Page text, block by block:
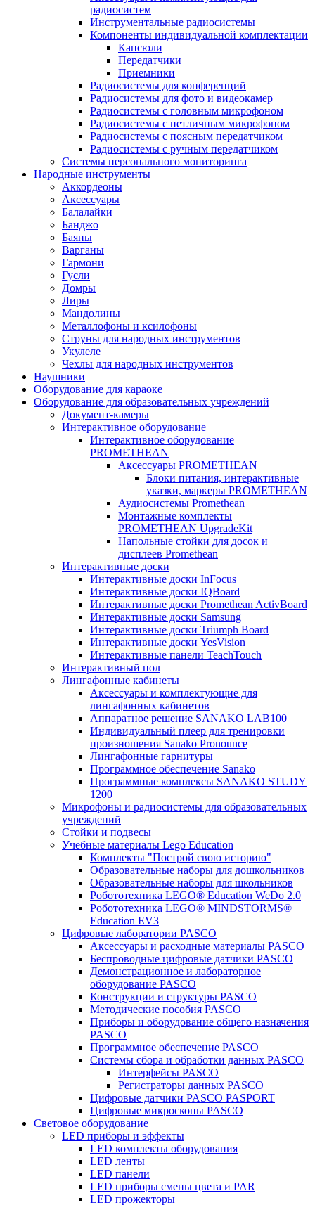
радиосистем
Инструментальные радиосистемы
Компоненты индивидуальной комплектации
Капсюли
Передатчики
Приемники
Радиосистемы для конференций
Радиосистемы для фото и видеокамер
Радиосистемы с головным микрофоном
Радиосистемы с петличным микрофоном
Радиосистемы с поясным передатчиком
Радиосистемы с ручным передатчиком
Системы персонального мониторинга
Народные инструменты
Аккордеоны
Аксессуары
Балалайки
Банджо
Баяны
Варганы
Гармони
Гусли
Домры
Лиры
Мандолины
Металлофоны и ксилофоны
Струны для народных инструментов
Укулеле
Чехлы для народных инструментов
Наушники
Оборудование для караоке
Оборудование для образовательных учреждений
Документ-камеры
Интерактивное оборудование
Интерактивное оборудование
PROMETHEAN
Аксессуары PROMETHEAN
Блоки питания, интерактивные
указки, маркеры PROMETHEAN
Аудиосистемы Promethean
Монтажные комплекты
PROMETHEAN UpgradeKit
Напольные стойки для досок и
дисплеев Promethean
Интерактивные доски
Интерактивные доски InFocus
Интерактивные доски IQBoard
Интерактивные доски Promethean ActivBoard
Интерактивные доски Samsung
Интерактивные доски Triumph Board
Интерактивные доски YesVision
Интерактивные панели TeachTouch
Интерактивный пол
Лингафонные кабинеты
Аксессуары и комплектующие для
лингафонных кабинетов
Аппаратное решение SANAKO LAB100
Индивидуальный плеер для тренировки
произношения Sanako Pronounce
Лингафонные гарнитуры
Программное обеспечение Sanako
Программные комплексы SANAKO STUDY
1200
Микрофоны и радиосистемы для образовательных
учреждений
Стойки и подвесы
Учебные материалы Lego Education
Комплекты "Построй свою историю"
Образовательные наборы для дошкольников
Образовательные наборы для школьников
Робототехника LEGO® Education WeDo 2.0
Робототехника LEGO® MINDSTORMS®
Education EV3
Цифровые лаборатории PASCO
Аксессуары и расходные материалы PASCO
Беспроводные цифровые датчики PASCO
Демонстрационное и лабораторное
оборудование PASCO
Конструкции и структуры PASCO
Методические пособия PASCO
Приборы и оборудование общего назначения
PASCO
Программное обеспечение PASCO
Системы сбора и обработки данных PASCO
Интерфейсы PASCO
Регистраторы данных PASCO
Цифровые датчики PASCO PASPORT
Цифровые микроскопы PASCO
Световое оборудование
LED приборы и эффекты
LED комплекты оборудования
LED ленты
LED панели
LED приборы смены цвета и PAR
LED прожекторы